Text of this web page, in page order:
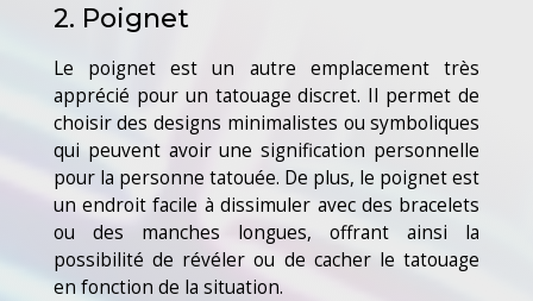
2. Poignet
Le poignet est un autre emplacement très
apprécié pour un tatouage discret. Il permet de
choisir des designs minimalistes ou symboliques
qui peuvent avoir une signification personnelle
pour la personne tatouée. De plus, le poignet est
un endroit facile à dissimuler avec des bracelets
ou des manches longues, offrant ainsi la
possibilité de révéler ou de cacher le tatouage
en fonction de la situation.